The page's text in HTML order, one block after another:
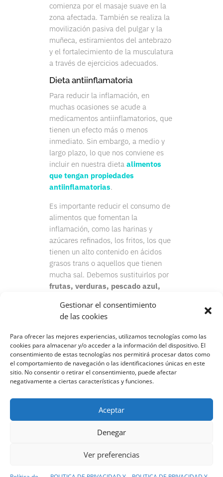
Gestionar el consentimiento
de las cookies
Para ofrecer las mejores experiencias, utilizamos tecnologías como las
cookies para almacenar y/o acceder a la información del dispositivo. El
consentimiento de estas tecnologías nos permitirá procesar datos como
el comportamiento de navegación o las identificaciones únicas en este
sitio. No consentir o retirar el consentimiento, puede afectar
negativamente a ciertas características y funciones.
Aceptar
Denegar
Ver preferencias
comienza por el masaje suave en la
zona afectada. También se realiza la
movilización pasiva del pulgar y la
muñeca, estiramientos del antebrazo
y el fortalecimiento de la musculatura
a través de ejercicios adecuados.
Dieta antiinflamatoria
Para reducir la inflamación, en
muchas ocasiones se acude a
medicamentos antiinflamatorios, que
tienen un efecto más o menos
inmediato. Sin embargo, a medio y
largo plazo, lo que nos conviene es
incluir en nuestra dieta alimentos
que tengan propiedades
antiinflamatorias.
Es importante reducir el consumo de
alimentos que fomentan la
inflamación, como las harinas y
azúcares refinados, los fritos, los que
tienen un alto contenido en ácidos
grasos trans o aquellos que tienen
mucha sal. Debemos sustituirlos por
frutas, verduras, pescado azul,
cúrcuma.
privacidad y cookiesI Trabaja con nosotros